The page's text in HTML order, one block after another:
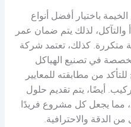
باختيار أفضل أنواع
والتآكل، لذلك يتم ضمان عمر
متكررة. كذلك، تعتمد شركة
في تصنيع الهياكل
من مطابقته للمعايير
أيضًا، يتم تقديم حلول
مما يجعل كل مشروع فريدًا
الدقة والاحترافية.